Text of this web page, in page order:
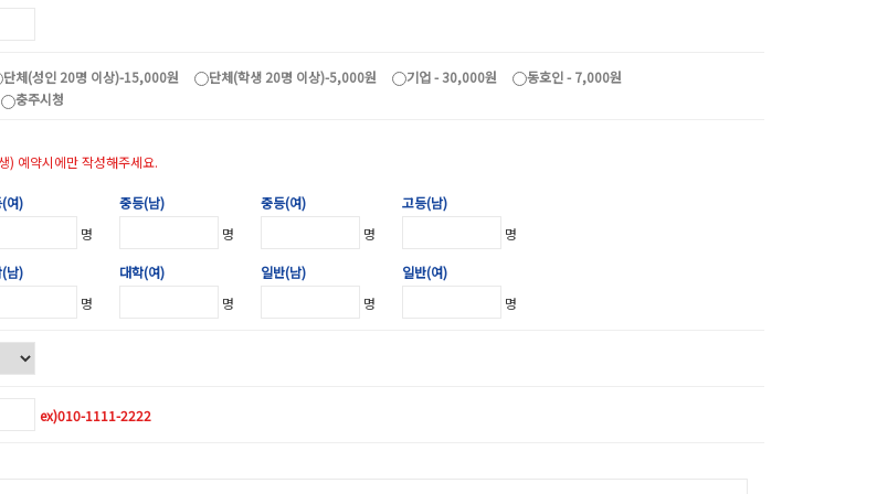
단체(성인 20명 이상)-15,000원 단체(학생 20명 이상)-5,000원 기업 - 30,000원
동호인 - 7,000원
충주시청
) 예약시에만 작성해주세요.
여)
명
중등(남)
명
중등(여)
명
고등(남)
명
남)
명
대학(여)
명
일반(남)
명
일반(여)
명
ex)010-1111-2222